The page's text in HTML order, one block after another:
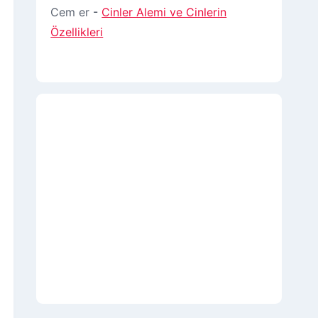
Cem er - Cinler Alemi ve Cinlerin
Özellikleri